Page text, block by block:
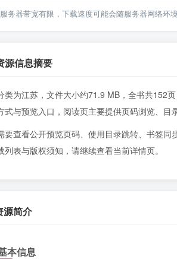
务器带宽有限，下载速度可能会随服务器网络环
源信息摘要
类为江苏，文件大小约71.9 MB，全书共152
式与预览入口，阅读页主要提供页码浏览、目
要查看公开预览页码、使用目录跳转、书签同
列表与版权须知，请继续查看当前详情页。
源简介
本信息